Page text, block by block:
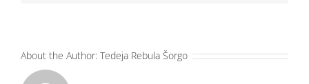
About the Author: Tedeja Rebula Šorgo